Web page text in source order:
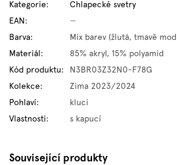
Kategorie:
Chlapecké svetry
EAN:
—
Barva:
Mix barev (žlutá, tmavě
Materiál:
85% akryl, 15% polyamid
Kód produktu:
N3BR03Z32N0-F78G
Kolekce:
Zima 2023/2024
Pohlaví:
kluci
Vlastnosti: s kapucí
Související produkty